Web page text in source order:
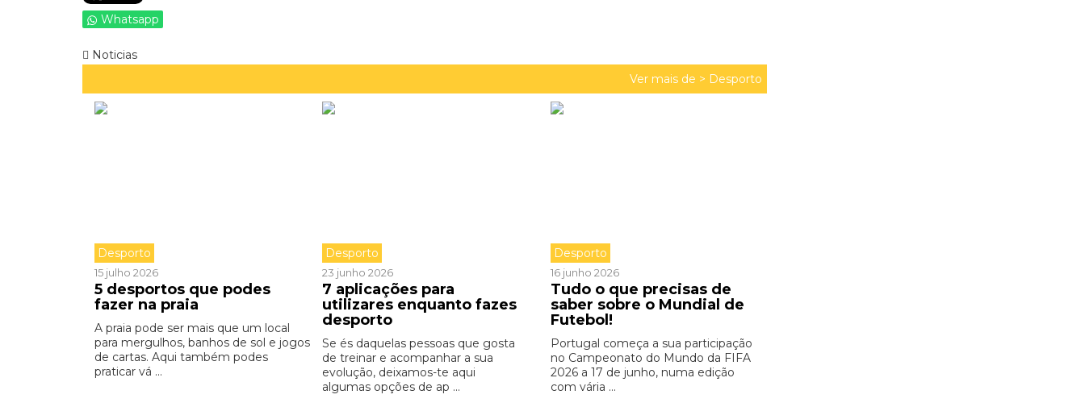
Whatsapp
Noticias
Ver mais de > Desporto
Desporto
15 julho 2026
5 desportos que podes
fazer na praia
A praia pode ser mais que um local
para mergulhos, banhos de sol e jogos
de cartas. Aqui também podes
praticar vá ...
Desporto
23 junho 2026
7 aplicações para
utilizares enquanto fazes
desporto
Se és daquelas pessoas que gosta
de treinar e acompanhar a sua
evolução, deixamos-te aqui
algumas opções de ap ...
Desporto
16 junho 2026
Tudo o que precisas de
saber sobre o Mundial de
Futebol!
Portugal começa a sua participação
no Campeonato do Mundo da FIFA
2026 a 17 de junho, numa edição
com vária ...